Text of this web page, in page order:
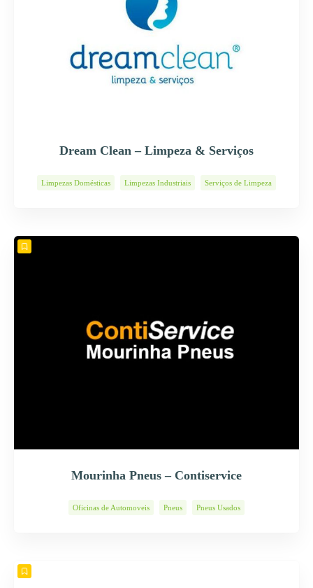
Dream Clean – Limpeza & Serviços
Limpezas Domésticas Limpezas Industriais Serviços de Limpeza
Mourinha Pneus – Contiservice
Oficinas de Automoveis Pneus Pneus Usados